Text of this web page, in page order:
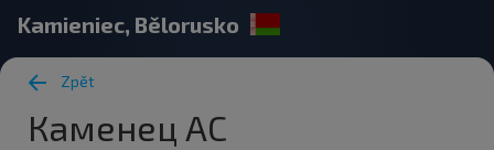
Kamieniec, Bělorusko
Zpět
Каменец АС